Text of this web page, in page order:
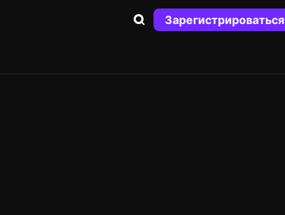
Зарегистрироваться